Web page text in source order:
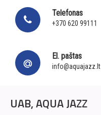
Telefonas
+370 620 99111
El. paštas
info@aquajazz.lt
UAB, AQUA JAZZ